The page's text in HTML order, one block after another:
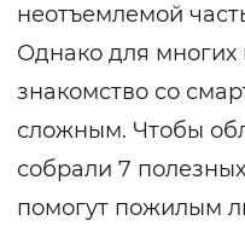
неотъемлемой
Однако для
знакомство со
сложным. Чтобы
собрали 7
помогут пожилым